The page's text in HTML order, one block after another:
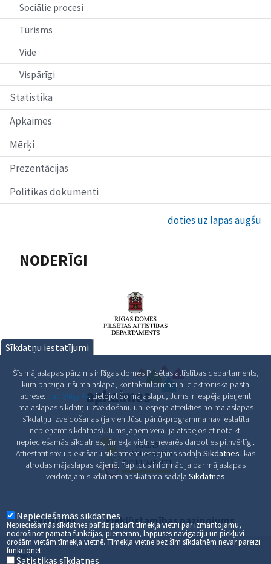
Sociālie procesi
Tūrisms
Vide
Vispārīgi
Statistika
Apkaimes
Mērķi
Prezentācijas
Politikas dokumenti
doties uz lapas augšu
NODERĪGI
Sīkdatnes Piekļūstamības paziņojums
Sīkdatņu iestatījumi
Šīs mājaslapas pārzinis ir Rīgas domes Pilsētas attīstības departaments,
kura pārziņā ir šī mājaslapa, kontaktinformācija: elektroniskā pasta
adrese: pad@riga.lv. Lietojot šo mājaslapu, Jums ir iespēja pieņemt
mājaslapas sīkdatņu izveidošanu un iespēja atteikties no mājaslapas
sīkdatņu izveidošanas (ja vien Jūsu pārlūkprogramma nav iestatīta
nepieņemt sīkdatnes). Jums jāņem vērā, ja atspējosiet noteikti
nepieciešamās sīkdatnes, tīmekļa vietne nevarēs darboties pilnvērtīgi.
Attiestatīt savu piekrišanu sīkdatnēm iespējams sadaļā Sīkdatnes, kas
atrodas mājaslapas kājenē. Papildus informācija par mājaslapas
veidotajām sīkdatnēm apskatāma sadaļā Sīkdatnes
Nepieciešamās sīkdatnes
Nepieciešamās sīkdatnes palīdz padarīt tīmekļa vietni par izmantojamu,
nodrošinot pamata funkcijas, piemēram, lappuses navigāciju un piekļuvi
drošām vietām tīmekļa vietnē. Tīmekļa vietne bez šīm sīkdatnēm nevar pareizi
funkcionēt.
Satistikas sīkdatnes